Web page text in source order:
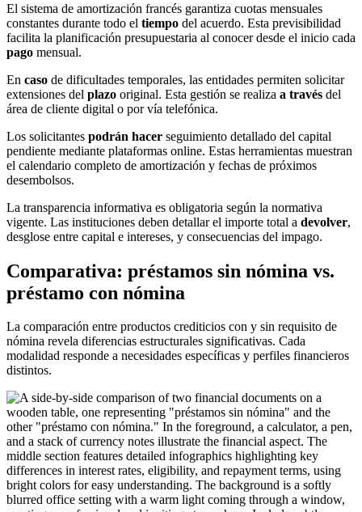
El sistema de amortización francés garantiza cuotas mensuales
constantes durante todo el tiempo del acuerdo. Esta previsibilidad
facilita la planificación presupuestaria al conocer desde el inicio cada
pago mensual.
En caso de dificultades temporales, las entidades permiten solicitar
extensiones del plazo original. Esta gestión se realiza a través del
área de cliente digital o por vía telefónica.
Los solicitantes podrán hacer seguimiento detallado del capital
pendiente mediante plataformas online. Estas herramientas muestran
el calendario completo de amortización y fechas de próximos
desembolsos.
La transparencia informativa es obligatoria según la normativa
vigente. Las instituciones deben detallar el importe total a devolver,
desglose entre capital e intereses, y consecuencias del impago.
Comparativa: préstamos sin nómina vs.
préstamo con nómina
La comparación entre productos crediticios con y sin requisito de
nómina revela diferencias estructurales significativas. Cada
modalidad responde a necesidades específicas y perfiles financieros
distintos.